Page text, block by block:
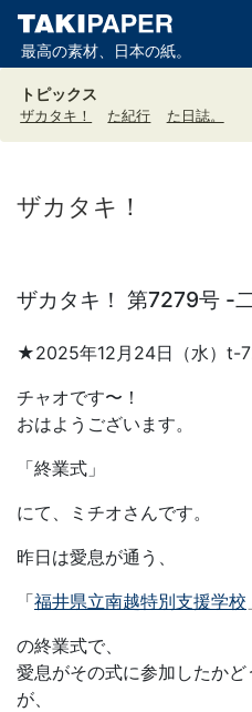
最高の素材、日本の紙。
トピックス
ザカタキ！ た紀行 た日誌。
ザカタキ！
ザカタキ！ 第7279号 -
★2025年12月24日（水）t-
チャオです〜！
おはようございます。
「終業式」
にて、ミチオさんです。
昨日は愛息が通う、
「福井県立南越特別支援学校
の終業式で、
愛息がその式に参加したか
が、